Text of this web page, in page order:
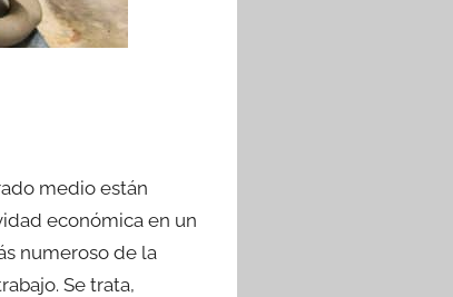
medio están
económica en un
numeroso de la
Se trata,